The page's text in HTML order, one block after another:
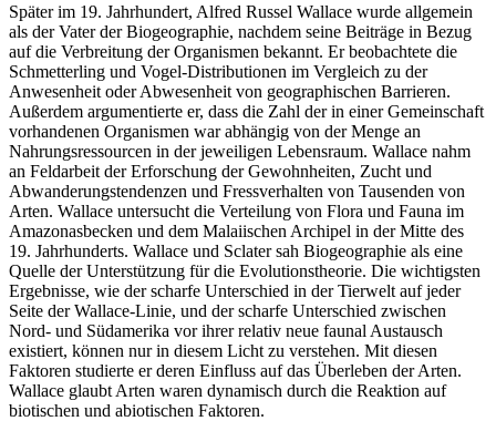
Später im 19. Jahrhundert, Alfred Russel Wallace wurde allgemein
als der Vater der Biogeographie, nachdem seine Beiträge in Bezug
auf die Verbreitung der Organismen bekannt. Er beobachtete die
Schmetterling und Vogel-Distributionen im Vergleich zu der
Anwesenheit oder Abwesenheit von geographischen Barrieren.
Außerdem argumentierte er, dass die Zahl der in einer Gemeinschaft
vorhandenen Organismen war abhängig von der Menge an
Nahrungsressourcen in der jeweiligen Lebensraum. Wallace nahm
an Feldarbeit der Erforschung der Gewohnheiten, Zucht und
Abwanderungstendenzen und Fressverhalten von Tausenden von
Arten. Wallace untersucht die Verteilung von Flora und Fauna im
Amazonasbecken und dem Malaiischen Archipel in der Mitte des
19. Jahrhunderts. Wallace und Sclater sah Biogeographie als eine
Quelle der Unterstützung für die Evolutionstheorie. Die wichtigsten
Ergebnisse, wie der scharfe Unterschied in der Tierwelt auf jeder
Seite der Wallace-Linie, und der scharfe Unterschied zwischen
Nord- und Südamerika vor ihrer relativ neue faunal Austausch
existiert, können nur in diesem Licht zu verstehen. Mit diesen
Faktoren studierte er deren Einfluss auf das Überleben der Arten.
Wallace glaubt Arten waren dynamisch durch die Reaktion auf
biotischen und abiotischen Faktoren.